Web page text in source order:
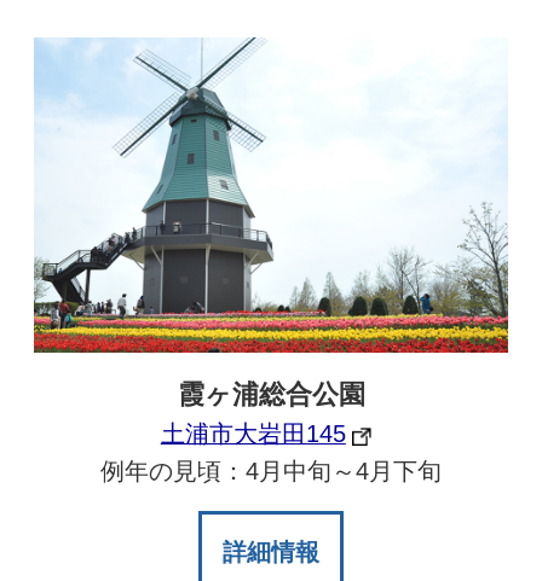
霞ヶ浦総合公園
土浦市大岩田145
例年の見頃：4月中旬～4月下旬
詳細情報